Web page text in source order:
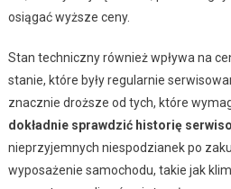
osiągać wyższe ceny.
Stan techniczny również wpływa na
stanie, które były regularnie
znacznie droższe od tych, które
dokładnie sprawdzić historię
nieprzyjemnych niespodzianek po
wyposażenie samochodu, takie jak